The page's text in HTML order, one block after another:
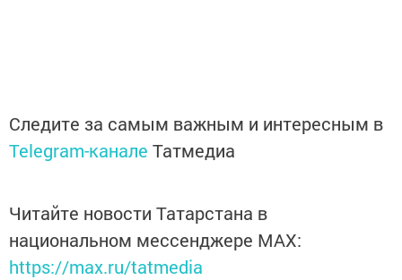
Следите за самым важным и интересным в
Telegram-канале Татмедиа
Читайте новости Татарстана в
национальном мессенджере MАХ:
https://max.ru/tatmedia